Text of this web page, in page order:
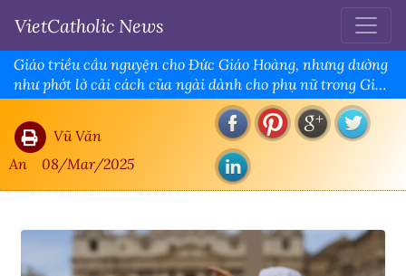
VietCatholic News
Giáo triều cầu nguyện cho Đức Giáo Hoàng, nhưng dường
như phớt lờ cải cách của ngài dành cho phụ nữ trong Giáo
hội
Vũ Văn
An
08/Mar/2025